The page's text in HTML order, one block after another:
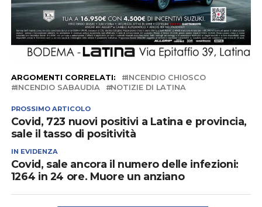
ARGOMENTI CORRELATI:
INCENDIO CHIOSCO
INCENDIO SABAUDIA
NOTIZIE DI LATINA
PROSSIMO ARTICOLO
Covid, 723 nuovi positivi a Latina e provincia,
sale il tasso di positività
IN EVIDENZA
Covid, sale ancora il numero delle infezioni:
1264 in 24 ore. Muore un anziano